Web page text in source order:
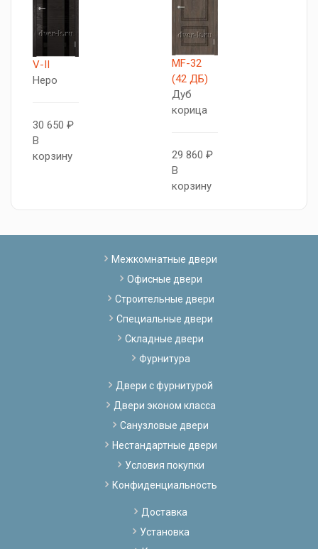
V-II
Неро
30 650 ₽
В
корзину
MF-32
(42 ДБ)
Дуб
корица
29 860 ₽
В
корзину
Межкомнатные двери
Офисные двери
Строительные двери
Специальные двери
Складные двери
Фурнитура
Двери с фурнитурой
Двери эконом класса
Санузловые двери
Нестандартные двери
Условия покупки
Конфиденциальность
Доставка
Установка